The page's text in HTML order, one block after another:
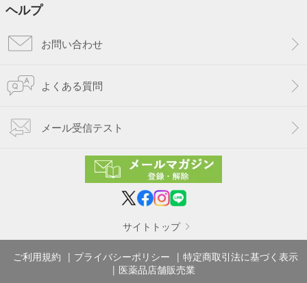
ヘルプ
お問い合わせ
よくある質問
メール受信テスト
サイトトップ
ご利用規約 プライバシーポリシー
特定商取引法に基づく表示
医薬品店舗販売業